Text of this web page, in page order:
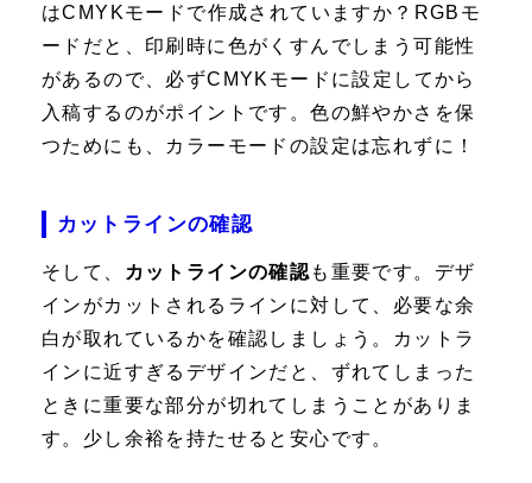
はCMYKモードで作成されていますか？RGBモ
ードだと、印刷時に色がくすんでしまう可能性
があるので、必ずCMYKモードに設定してから
入稿するのがポイントです。色の鮮やかさを保
つためにも、カラーモードの設定は忘れずに！
カットラインの確認
そして、 カットラインの確認 も重要です。デザ
インがカットされるラインに対して、必要な余
白が取れているかを確認しましょう。カットラ
インに近すぎるデザインだと、ずれてしまった
ときに重要な部分が切れてしまうことがありま
す。少し余裕を持たせると安心です。